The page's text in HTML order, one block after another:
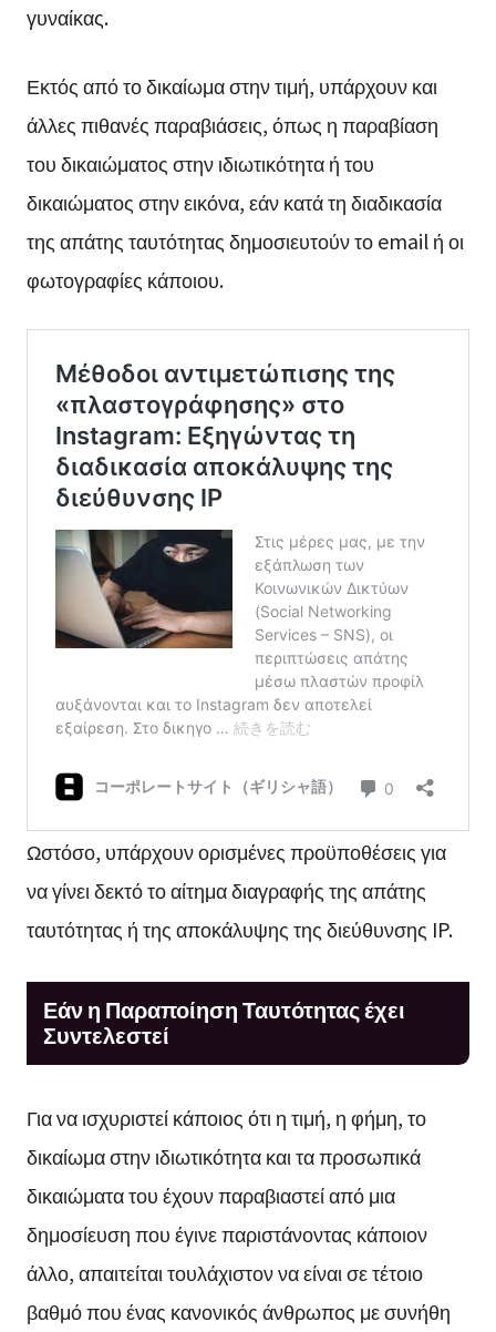
γυναίκας.
Εκτός από το δικαίωμα στην τιμή, υπάρχουν και
άλλες πιθανές παραβιάσεις, όπως η παραβίαση
του δικαιώματος στην ιδιωτικότητα ή του
δικαιώματος στην εικόνα, εάν κατά τη διαδικασία
της απάτης ταυτότητας δημοσιευτούν το email ή οι
φωτογραφίες κάποιου.
Ωστόσο, υπάρχουν ορισμένες προϋποθέσεις για
να γίνει δεκτό το αίτημα διαγραφής της απάτης
ταυτότητας ή της αποκάλυψης της διεύθυνσης IP.
Εάν η Παραποίηση Ταυτότητας έχει
Συντελεστεί
Για να ισχυριστεί κάποιος ότι η τιμή, η φήμη, το
δικαίωμα στην ιδιωτικότητα και τα προσωπικά
δικαιώματα του έχουν παραβιαστεί από μια
δημοσίευση που έγινε παριστάνοντας κάποιον
άλλο, απαιτείται τουλάχιστον να είναι σε τέτοιο
βαθμό που ένας κανονικός άνθρωπος με συνήθη